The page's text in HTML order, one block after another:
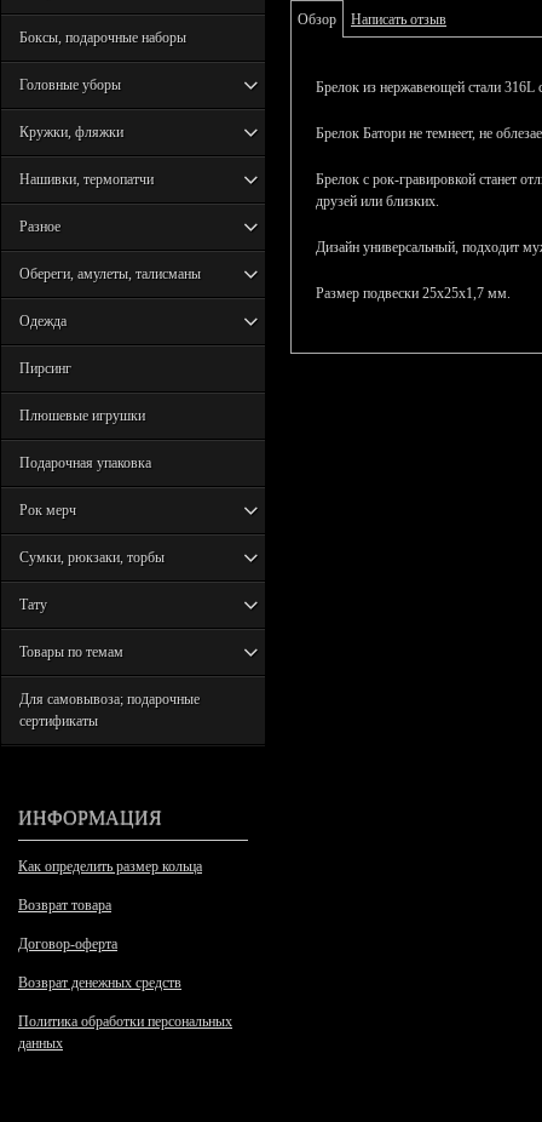
Боксы, подарочные наборы
Головные уборы
Кружки, фляжки
Нашивки, термопатчи
Разное
Обереги, амулеты, талисманы
Одежда
Пирсинг
Плюшевые игрушки
Подарочная упаковка
Рок мерч
Сумки, рюкзаки, торбы
Тату
Товары по темам
Для самовывоза; подарочные
сертификаты
ИНФОРМАЦИЯ
Как определить размер кольца
Возврат товара
Договор-оферта
Возврат денежных средств
Политика обработки персональных
данных
Обзор Написать отзыв
Брелок из нержавеющей стали 316L
Брелок Батори не темнеет, не
Брелок с рок-гравировкой станет
друзей или близких.
Дизайн универсальный, подходит
Размер подвески 25х25х1,7 мм.